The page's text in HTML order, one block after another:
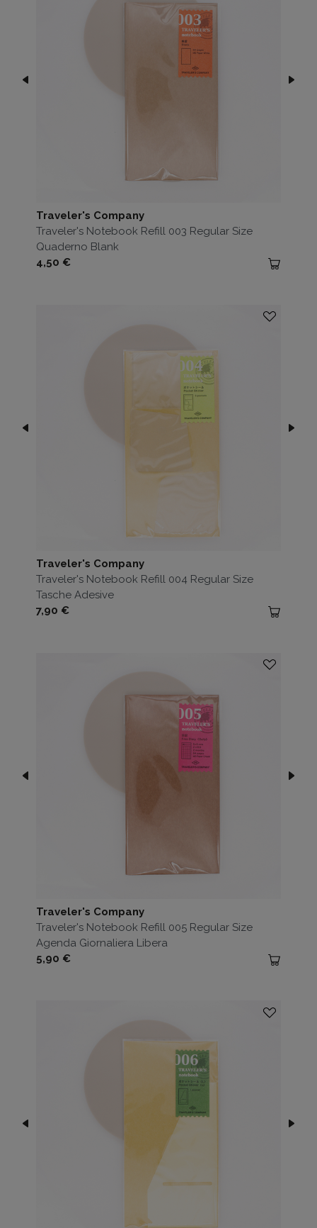
Traveler's Company
Traveler's Notebook Refill 003 Regular Size
Quaderno Blank
Prezzo
4,50 €
Traveler's Company
Traveler's Notebook Refill 004 Regular Size
Tasche Adesive
Prezzo
7,90 €
Traveler's Company
Traveler's Notebook Refill 005 Regular Size
Agenda Giornaliera Libera
Prezzo
5,90 €